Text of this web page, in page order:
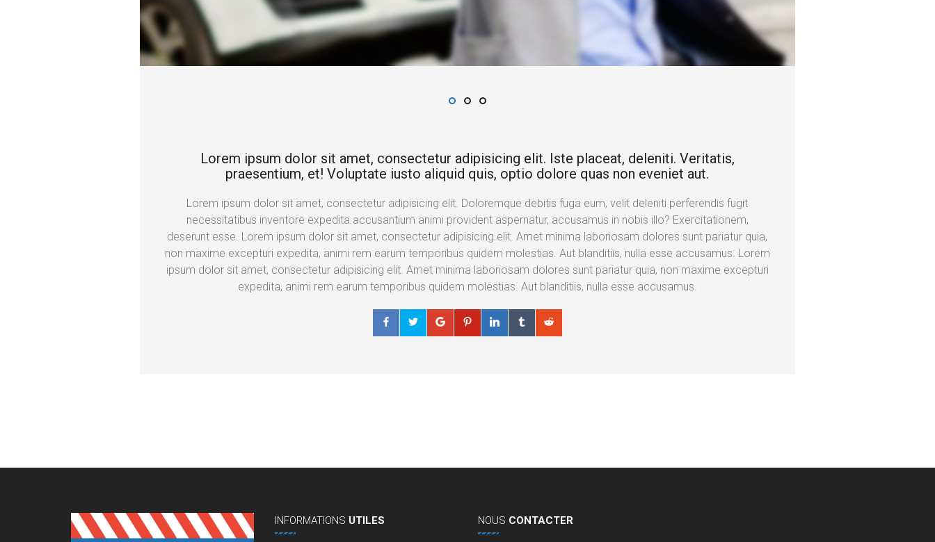
Lorem ipsum dolor sit amet, consectetur adipisicing elit. Iste placeat, deleniti. Veritatis,
praesentium, et! Voluptate iusto aliquid quis, optio dolore quas non eveniet aut.
Lorem ipsum dolor sit amet, consectetur adipisicing elit. Doloremque debitis fuga eum, velit deleniti perferendis fugit
necessitatibus inventore expedita accusantium animi provident aspernatur, accusamus in nobis illo? Exercitationem,
deserunt esse. Lorem ipsum dolor sit amet, consectetur adipisicing elit. Amet minima laboriosam dolores sunt pariatur quia,
non maxime excepturi expedita, animi rem earum temporibus quidem molestias. Aut blanditiis, nulla esse accusamus. Lorem
ipsum dolor sit amet, consectetur adipisicing elit. Amet minima laboriosam dolores sunt pariatur quia, non maxime excepturi
expedita, animi rem earum temporibus quidem molestias. Aut blanditiis, nulla esse accusamus.
INFORMATIONS UTILES NOUS CONTACTER